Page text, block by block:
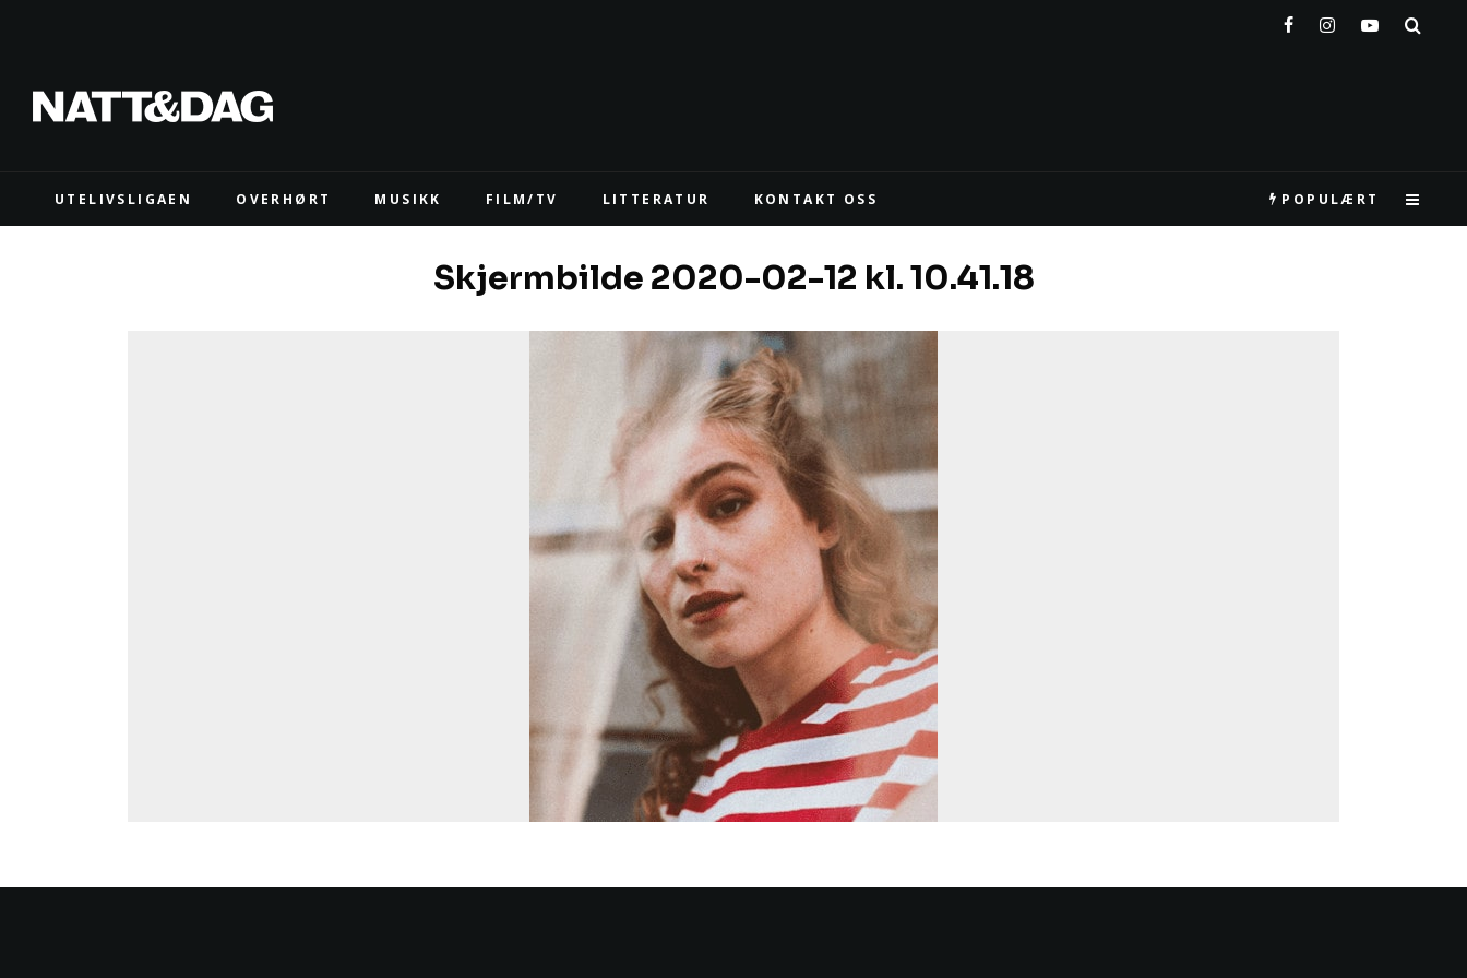
UTELIVSLIGAEN OVERHØRT MUSIKK FILM/TV LITTERATUR KONTAKT OSS POPULÆRT
Skjermbilde 2020-02-12 kl. 10.41.18